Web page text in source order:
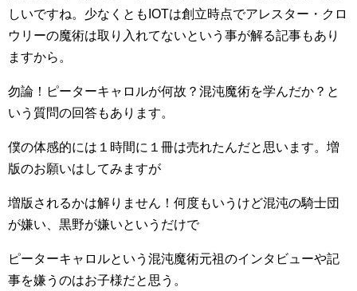
しいですね。少なくともIOTは創立時点でアレスター・クロ
ウリーの魔術は取り入れてないという事が解る記事もあり
ますから。
勿論！ピーターキャロルが何故？混沌魔術を学んだか？と
いう質問の回答もあります。
僕の体感的には１時間に１冊は売れたんだと思います。増
版のお願いはしてみますが
増版されるかは解りません！何度もいうけど混沌の騎士団
が嫌い、黒野が嫌いというだけで
ピーターキャロルという混沌魔術元祖のインタビューや記
事を嫌うのはお子様だと思う。